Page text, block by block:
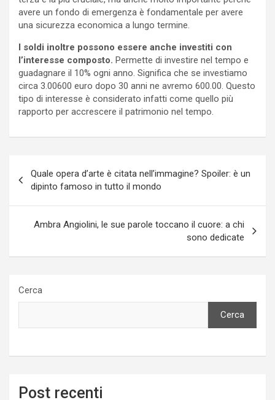
avere un fondo di emergenza è fondamentale per avere
una sicurezza economica a lungo termine.
I soldi inoltre possono essere anche investiti con
l’interesse composto. Permette di investire nel tempo e
guadagnare il 10% ogni anno. Significa che se investiamo
circa 3.00600 euro dopo 30 anni ne avremo 600.00. Questo
tipo di interesse è considerato infatti come quello più
rapporto per accrescere il patrimonio nel tempo.
articoli
Quale opera d’arte è citata nell’immagine? Spoiler: è un
dipinto famoso in tutto il mondo
Ambra Angiolini, le sue parole toccano il cuore: a chi
sono dedicate
Cerca
Cerca
Post recenti